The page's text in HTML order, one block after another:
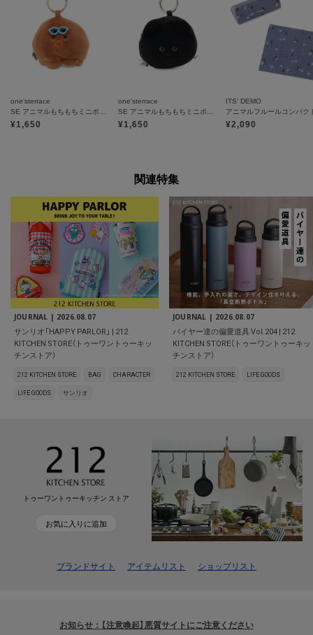
one'sterrace
¥1,650
one'sterrace
¥1,650
ITS' DEMO
¥2,090
関連特集
JOURNAL | 2026.08.07
サンリオ「HAPPY PARLOR」 | 212
KITCHEN STORE（トゥーワントゥーキッ
チンストア）
212 KITCHEN STORE BAG
CHARACTER
LIFE GOODS
サンリオ
JOURNAL | 2026.08.07
バイヤー達の偏愛道具 Vol.204 | 212
KITCHEN STORE（トゥーワントゥーキッ
チンストア）
212 KITCHEN STORE LIFE GOODS
トゥーワントゥーキッチン ストア
お気に入りに追加
ブランドサイト アイテムリスト ショップリスト
お知らせ：【注意喚起】悪質サイトにご注意ください